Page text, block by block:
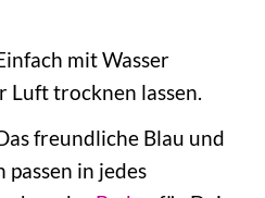
mit Wasser
Luft trocknen lassen.
freundliche Blau und
passen in jedes